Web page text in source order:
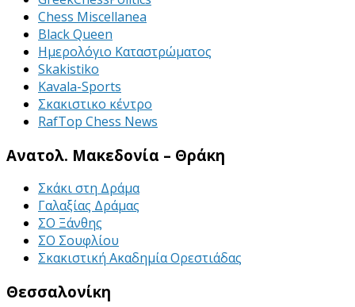
Chess Miscellanea
Black Queen
Ημερολόγιο Καταστρώματος
Skakistiko
Kavala-Sports
Σκακιστικο κέντρο
RafTop Chess News
Ανατολ. Μακεδονία – Θράκη
Σκάκι στη Δράμα
Γαλαξίας Δράμας
ΣΟ Ξάνθης
ΣΟ Σουφλίου
Σκακιστική Ακαδημία Ορεστιάδας
Θεσσαλονίκη